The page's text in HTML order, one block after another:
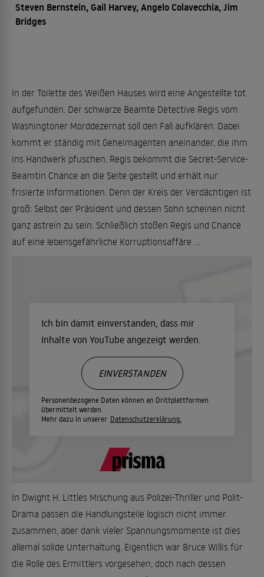
Steven Bernstein, Gail Harvey, Angelo Colavecchia, Jim
Bridges
In der Toilette des Weißen Hauses wird eine Angestellte tot
aufgefunden. Der schwarze Beamte Detective Regis vom
Washingtoner Morddezernat soll den Fall aufklären. Dabei
kommt er ständig mit Geheimagenten aneinander, die ihm
ins Handwerk pfuschen. Regis bekommt die Secret-Service-
Beamtin Chance an die Seite gestellt und erhält nur
frisierte Informationen. Denn der Kreis der Verdächtigen ist
groß: Selbst der Präsident und dessen Sohn scheinen nicht
ganz astrein zu sein. Schließlich stoßen Regis und Chance
auf eine lebensgefährliche Korruptionsaffäre ...
Ich bin damit einverstanden, dass mir
Inhalte von YouTube angezeigt werden.
Personenbezogene Daten können an Drittplattformen
übermittelt werden.
Mehr dazu in unserer Datenschutzerklärung.
EINVERSTANDEN
In Dwight H. Littles Mischung aus Polizei-Thriller und Polit-
Drama passen die Handlungsteile logisch nicht immer
zusammen, aber dank vieler Spannungsmomente ist dies
allemal solide Unterhaltung. Eigentlich war Bruce Willis für
die Rolle des Ermittlers vorgesehen, doch nach dessen